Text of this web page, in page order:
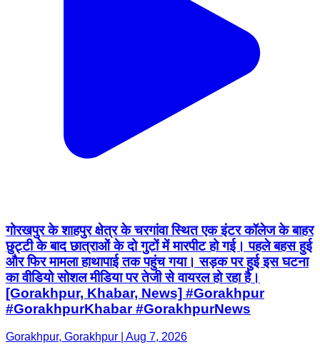
गोरखपुर के शाहपुर क्षेत्र के चरगांवा स्थित एक इंटर कॉलेज के बाहर
छुट्टी के बाद छात्राओं के दो गुटों में मारपीट हो गई। पहले बहस हुई
और फिर मामला हाथापाई तक पहुंच गया। सड़क पर हुई इस घटना
का वीडियो सोशल मीडिया पर तेजी से वायरल हो रहा है।
[Gorakhpur, Khabar, News] #Gorakhpur
#GorakhpurKhabar #GorakhpurNews
Gorakhpur, Gorakhpur | Aug 7, 2026